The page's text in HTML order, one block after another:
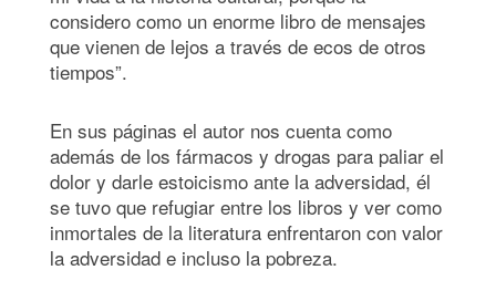
considero como un enorme libro de mensajes
que vienen de lejos a través de ecos de otros
tiempos”.
En sus páginas el autor nos cuenta como
además de los fármacos y drogas para paliar el
dolor y darle estoicismo ante la adversidad, él
se tuvo que refugiar entre los libros y ver como
inmortales de la literatura enfrentaron con valor
la adversidad e incluso la pobreza.